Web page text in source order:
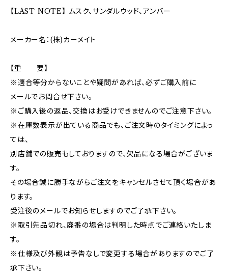
【LAST NOTE】 ムスク、サンダルウッド、アンバー
メーカー名：(株)カーメイト
【重 要】
※適合等分からないことや疑問があれば、必ずご購入前に
メールでお問合せ下さい。
※ご購入後の返品、交換はお受けできませんのでご注意下さい。
※在庫数表示が出ている商品でも、ご注文時のタイミングによっ
ては、
別店舗での販売もしておりますので、欠品になる場合がございま
す。
その場合誠に勝手ながらご注文をキャンセルさせて頂く場合があ
ります。
受注後のメールでお知らせしますのでご了承下さい。
※取引先品切れ、廃番の場合は判明した時点でご連絡いたしま
す。
※仕様及び外観は予告なしで変更する場合がありますのでご了
承下さい。